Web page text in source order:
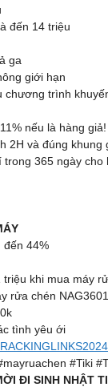
đến 14 triệu
ga
giới hạn
chương trình
nếu là hàng giả!
2H và đúng khung
trong 365 ngày
đến 44%
khi mua máy
rửa chén
tình yêu ới
#Tiki
ĐI SINH NHẬT